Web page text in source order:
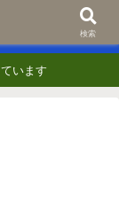
ために
います
検索